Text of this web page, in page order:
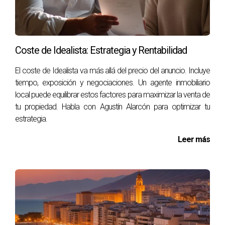
compradores e inversores.
Estudio de Caso: Expansión del Metro de
Málaga
previamente aisladas con el centro urbano. Esto ha
aumentado la accesibilidad a zonas emergentes donde los
precios inmobiliarios aún son competitivos. Inversores
inteligentes están aprovechando esta oportunidad para
Emergentes
Málaga está viendo un auge en barrios emergentes donde
se están llevando a cabo proyectos innovadores que
transforman comunidades enteras. Estos barrios ofrecen
Coste de Idealista: Estrategia y Rentabilidad
El coste de Idealista va más allá del precio del anuncio. Incluye
tiempo, exposición y negociaciones. Un agente inmobiliario
local puede equilibrar estos factores para maximizar la venta de
tu propiedad. Habla con Agustín Alarcón para optimizar tu
estrategia.
Leer más